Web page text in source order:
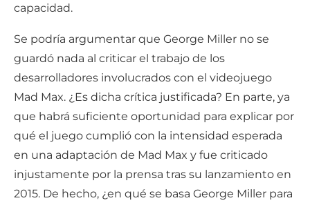
capacidad.
Se podría argumentar que George Miller no se
guardó nada al criticar el trabajo de los
desarrolladores involucrados con el videojuego
Mad Max. ¿Es dicha crítica justificada? En parte, ya
que habrá suficiente oportunidad para explicar por
qué el juego cumplió con la intensidad esperada
en una adaptación de Mad Max y fue criticado
injustamente por la prensa tras su lanzamiento en
2015. De hecho, ¿en qué se basa George Miller para